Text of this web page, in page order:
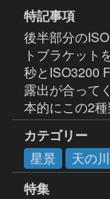
特記事項
後半部分の
トブラケット
秒とISO3200
露出が合って
本的にこの2種
カテゴリー
星景
天の川
特集